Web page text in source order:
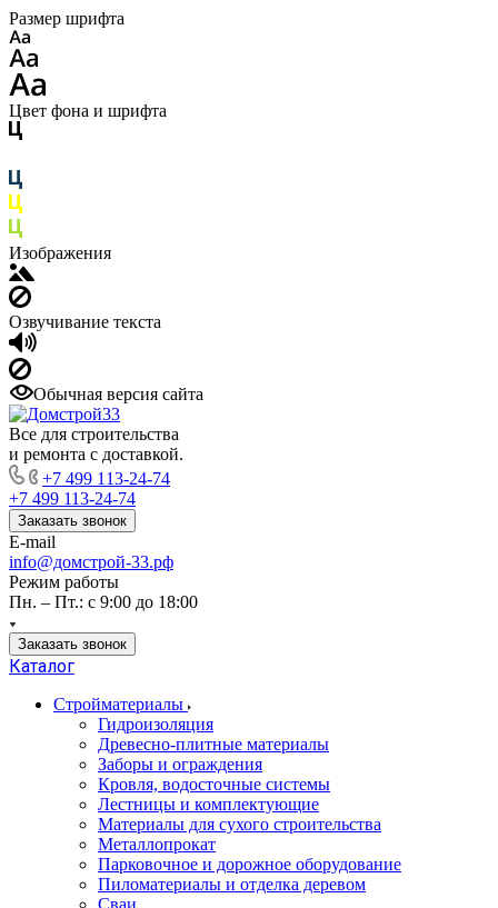
Размер шрифта
Цвет фона и шрифта
Изображения
Озвучивание текста
Обычная версия сайта
Все для строительства
и ремонта с доставкой.
+7 499 113-24-74
+7 499 113-24-74
Заказать звонок
E-mail
info@домстрой-33.рф
Режим работы
Пн. – Пт.: с 9:00 до 18:00
Заказать звонок
Каталог
Стройматериалы
Гидроизоляция
Древесно-плитные материалы
Заборы и ограждения
Кровля, водосточные системы
Лестницы и комплектующие
Материалы для сухого строительства
Металлопрокат
Парковочное и дорожное оборудование
Пиломатериалы и отделка деревом
Сваи